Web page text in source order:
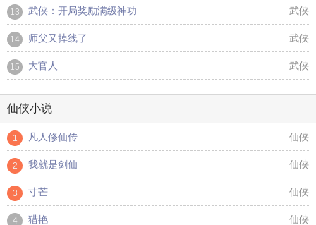
13 武侠：开局奖励满级神功 武侠
14 师父又掉线了 武侠
15 大官人 武侠
仙侠小说
1 凡人修仙传 仙侠
2 我就是剑仙 仙侠
3 寸芒 仙侠
4 猎艳 仙侠